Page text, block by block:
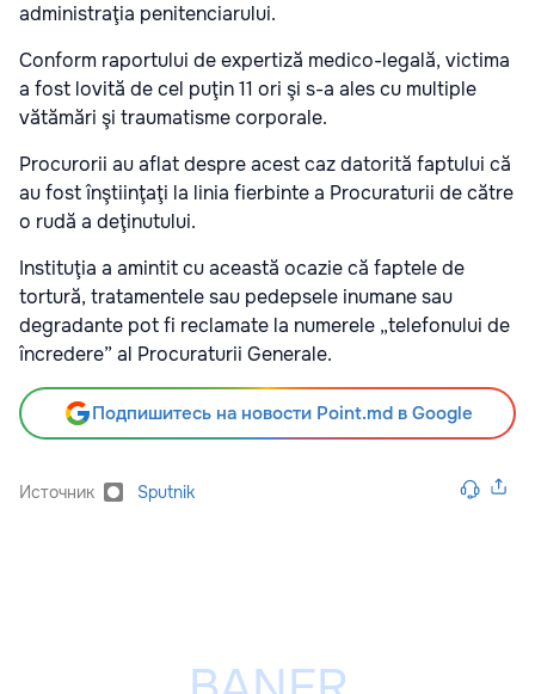
administraţia penitenciarului.
Conform raportului de expertiză medico-legală, victima
a fost lovită de cel puţin 11 ori şi s-a ales cu multiple
vătămări şi traumatisme corporale.
Procurorii au aflat despre acest caz datorită faptului că
au fost înştiinţaţi la linia fierbinte a Procuraturii de către
o rudă a deţinutului.
Instituţia a amintit cu această ocazie că faptele de
tortură, tratamentele sau pedepsele inumane sau
degradante pot fi reclamate la numerele „telefonului de
încredere” al Procuraturii Generale.
Подпишитесь на новости Point.md в Google
Источник Sputnik